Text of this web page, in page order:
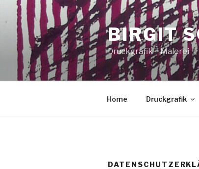
Inhalt
springen
BIRGIT
Druckgrafik – Malerei
Home Druckgrafik